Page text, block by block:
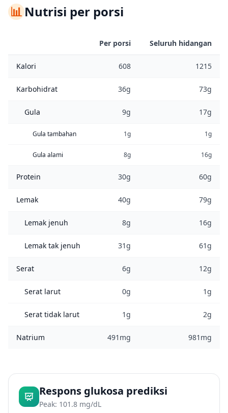
📊Nutrisi per porsi
Per porsi Seluruh hidangan
Kalori 608 1215
Karbohidrat 36g 73g
Gula 9g 17g
Gula tambahan 1g 1g
Gula alami 8g 16g
Protein 30g 60g
Lemak 40g 79g
Lemak jenuh 8g 16g
Lemak tak jenuh 31g 61g
Serat 6g 12g
Serat larut 0g 1g
Serat tidak larut 1g 2g
Natrium 491mg 981mg
Respons glukosa prediksi
Peak: 101.8 mg/dL